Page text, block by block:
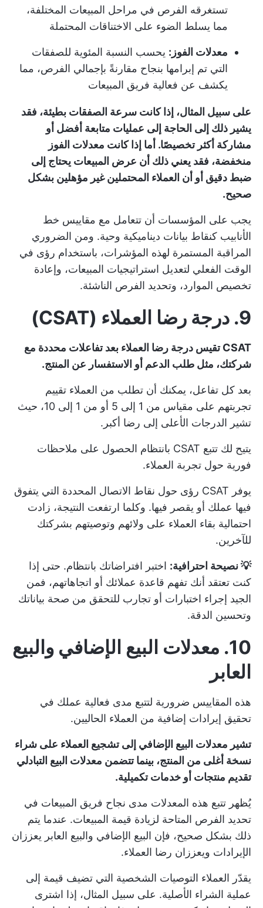
تستغرقه الفرص في مراحل المبيعات المختلفة،
مما يسلط الضوء على الاختناقات المحتملة
معدلات الفوز: يحسب النسبة المئوية للصفقات
التي تم إبرامها بنجاح مقارنةً بإجمالي الفرص، مما
يكشف عن فعالية فريق المبيعات
على سبيل المثال، إذا كانت سرعة الصفقات بطيئة، فقد
يشير ذلك إلى الحاجة إلى عمليات متابعة أفضل أو
مشاركة أكثر تخصيصًا. أما إذا كانت معدلات الفوز
منخفضة، فقد يعني ذلك أن عرض المبيعات يحتاج إلى
ضبط دقيق أو أن العملاء المحتملين غير مؤهلين بشكل
صحيح.
يجب على المؤسسات أن تتعامل مع مقاييس خط
الأنابيب كنقاط بيانات ديناميكية وحية. ومن الضروري
المراقبة المستمرة لهذه المؤشرات، باستخدام رؤى في
الوقت الفعلي لتعديل استراتيجيات المبيعات، وإعادة
تخصيص الموارد، وتحديد الفرص الناشئة.
9. درجة رضا العملاء (CSAT)
CSAT تقيس درجة رضا العملاء بعد تفاعلات محددة مع
شركتك، مثل طلب الدعم أو الاستفسار عن المنتج.
بعد كل تفاعل، يمكنك أن تطلب من العملاء تقييم
تجربتهم على مقياس من 1 إلى 5 أو من 1 إلى 10، حيث
تشير الدرجات الأعلى إلى رضا أكبر.
يتيح لك تتبع CSAT بانتظام الحصول على ملاحظات
فورية حول تجربة العملاء.
يوفر CSAT رؤى حول نقاط الاتصال المحددة التي يتفوق
فيها عملك أو يقصر فيها. وكلما ارتفعت النتيجة، زادت
احتمالية بقاء العملاء على ولائهم وتوصيتهم بشركتك
للآخرين.
💡 نصيحة احترافية: اختبر افتراضاتك بانتظام. حتى إذا
كنت تعتقد أنك تفهم قاعدة عملائك أو اتجاهاتهم، فمن
الجيد إجراء اختبارات أو تجارب للتحقق من صحة بياناتك
وتحسين الدقة.
10. معدلات البيع الإضافي والبيع
العابر
هذه المقاييس ضرورية لتتبع مدى فعالية عملك في
تحقيق إيرادات إضافية من العملاء الحاليين.
تشير معدلات البيع الإضافي إلى تشجيع العملاء على شراء
نسخة أغلى من المنتج، بينما تتضمن معدلات البيع التبادلي
تقديم منتجات أو خدمات تكميلية.
يُظهر تتبع هذه المعدلات مدى نجاح فريق المبيعات في
تحديد الفرص المتاحة لزيادة قيمة المبيعات. عندما يتم
ذلك بشكل صحيح، فإن البيع الإضافي والبيع العابر يعززان
الإيرادات ويعززان رضا العملاء.
يقدّر العملاء التوصيات الشخصية التي تضيف قيمة إلى
عملية الشراء الأصلية. على سبيل المثال، إذا اشترى